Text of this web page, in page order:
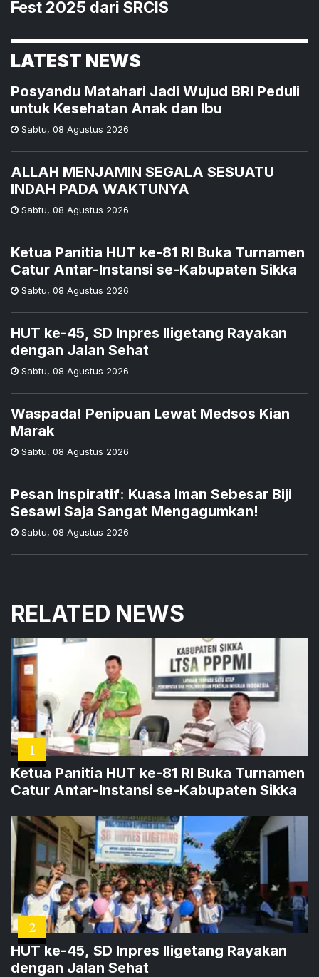
Fest 2025 dari SRCIS
LATEST NEWS
Posyandu Matahari Jadi Wujud BRI Peduli
untuk Kesehatan Anak dan Ibu
Sabtu, 08 Agustus 2026
ALLAH MENJAMIN SEGALA SESUATU
INDAH PADA WAKTUNYA
Sabtu, 08 Agustus 2026
Ketua Panitia HUT ke-81 RI Buka Turnamen
Catur Antar-Instansi se-Kabupaten Sikka
Sabtu, 08 Agustus 2026
HUT ke-45, SD Inpres Iligetang Rayakan
dengan Jalan Sehat
Sabtu, 08 Agustus 2026
Waspada! Penipuan Lewat Medsos Kian
Marak
Sabtu, 08 Agustus 2026
Pesan Inspiratif: Kuasa Iman Sebesar Biji
Sesawi Saja Sangat Mengagumkan!
Sabtu, 08 Agustus 2026
RELATED NEWS
1
Ketua Panitia HUT ke-81 RI Buka Turnamen
Catur Antar-Instansi se-Kabupaten Sikka
2
HUT ke-45, SD Inpres Iligetang Rayakan
dengan Jalan Sehat